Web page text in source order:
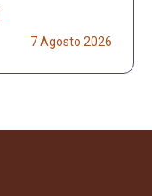
7 Agosto 2026